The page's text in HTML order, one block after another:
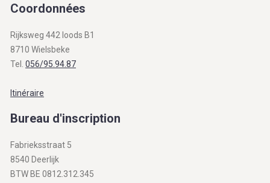
Coordonnées
Rijksweg 442 loods B1
8710 Wielsbeke
Tel.
056/95.94.87
Itinéraire
Bureau d'inscription
Fabrieksstraat 5
8540 Deerlijk
BTW BE 0812.312.345